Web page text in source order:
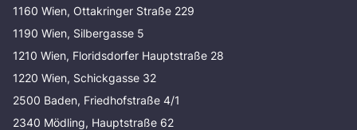
1160 Wien, Ottakringer Straße 229
1190 Wien, Silbergasse 5
1210 Wien, Floridsdorfer Hauptstraße 28
1220 Wien, Schickgasse 32
2500 Baden, Friedhofstraße 4/1
2340 Mödling, Hauptstraße 62